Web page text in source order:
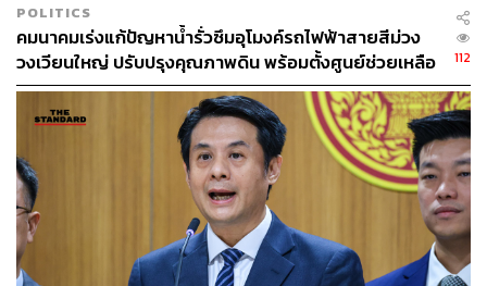
POLITICS
คมนาคมเร่งแก้ปัญหาน้ำรั่วซึมอุโมงค์รถไฟฟ้าสายสีม่วง
วงเวียนใหญ่ ปรับปรุงคุณภาพดิน พร้อมตั้งศูนย์ช่วยเหลือ
ผู้ได้รับผลกระทบ
112